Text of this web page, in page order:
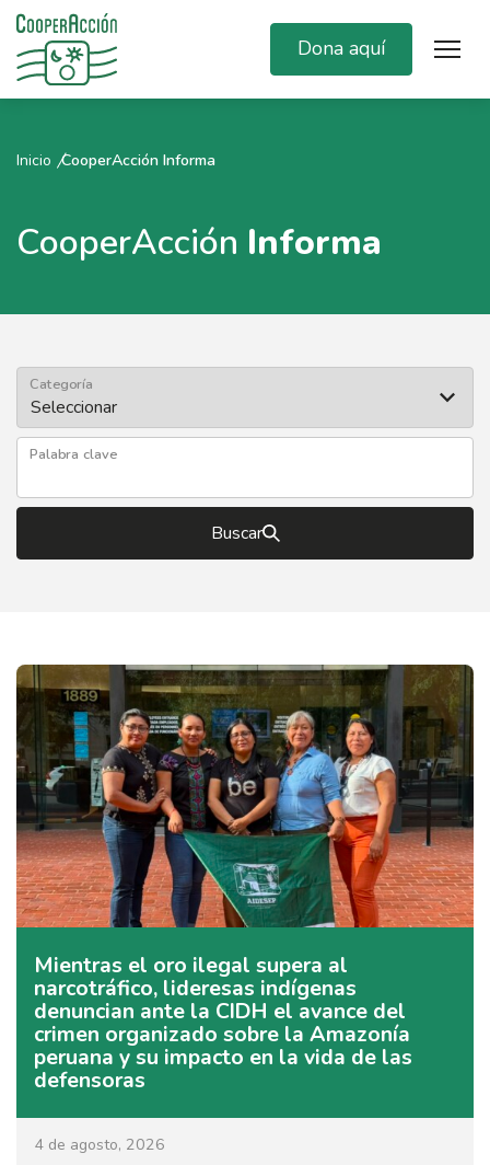
Dona aquí
Inicio CooperAcción Informa
CooperAcción Informa
Categoría
Palabra clave
Buscar
Mientras el oro ilegal supera al
narcotráfico, lideresas indígenas
denuncian ante la CIDH el avance del
crimen organizado sobre la Amazonía
peruana y su impacto en la vida de las
defensoras
4 de agosto, 2026